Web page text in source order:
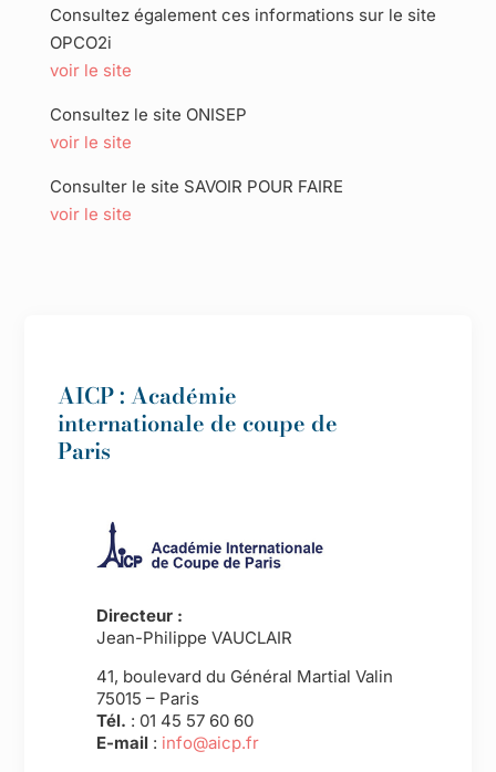
Consultez également ces informations sur le site
OPCO2i
voir le site
Consultez le site ONISEP
voir le site
Consulter le site SAVOIR POUR FAIRE
voir le site
AICP : Académie
internationale de coupe de
Paris
Directeur :
Jean-Philippe VAUCLAIR
41, boulevard du Général Martial Valin
75015 – Paris
Tél. : 01 45 57 60 60
E-mail: info@aicp.fr